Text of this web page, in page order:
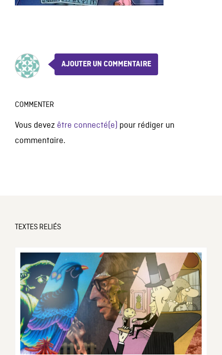
AJOUTER UN COMMENTAIRE
COMMENTER
Vous devez être connecté(e) pour rédiger un
commentaire.
TEXTES RELIÉS